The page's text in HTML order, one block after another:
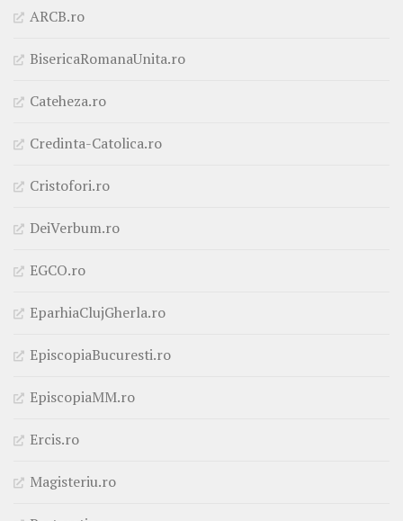
ARCB.ro
BisericaRomanaUnita.ro
Cateheza.ro
Credinta-Catolica.ro
Cristofori.ro
DeiVerbum.ro
EGCO.ro
EparhiaClujGherla.ro
EpiscopiaBucuresti.ro
EpiscopiaMM.ro
Ercis.ro
Magisteriu.ro